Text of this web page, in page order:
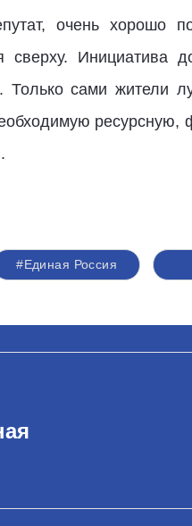
очень хорошо
сверху. Инициатива
Только сами
#Единая Россия